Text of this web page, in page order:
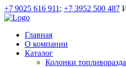
+7 9025 616 911 ; +7 3952 500 487
Главная
О компании
Каталог
Колонки